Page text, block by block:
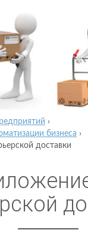
›
бизнеса ›
доставки